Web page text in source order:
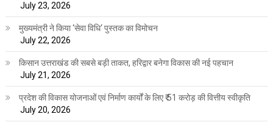
July 23, 2026
मुख्यमंत्री ने किया ‘सेवा विधि‘ पुस्तक का विमोचन
July 22, 2026
किसान उत्तराखंड की सबसे बड़ी ताकत, हरिद्वार बनेगा विकास की नई पहचान
July 21, 2026
प्रदेश की विकास योजनाओं एवं निर्माण कार्यों के लिए ₹ 51 करोड़ की वित्तीय स्वीकृति
July 20, 2026